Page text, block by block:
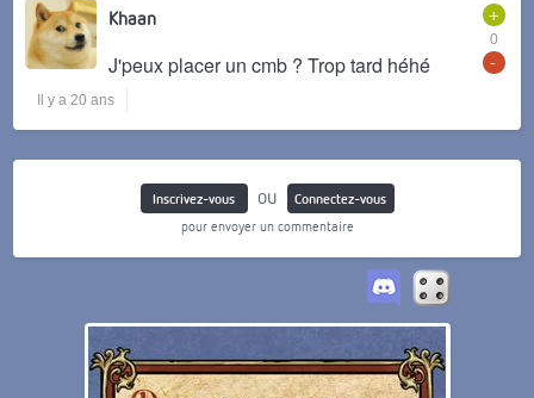
+
0
-
Khaan
J'peux placer un cmb ? Trop tard héhé
Il y a 20 ans
Inscrivez-vous ou
Connectez-vous
pour envoyer un commentaire